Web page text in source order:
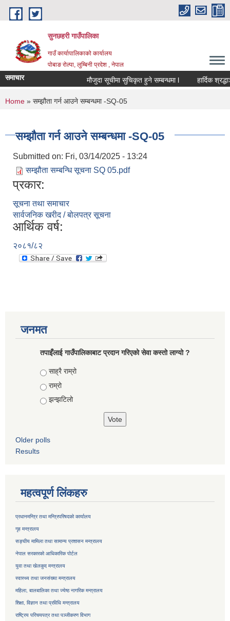
Skip to main content
सुनछहरी गाउँपालिका
गाउँ कार्यापालिकाको कार्यालय
पोबाङ रोल्पा, लुम्बिनी प्रदेश , नेपाल
समाचार मौजुदा सूचीमा सुचिकृत हुने सम्बन्धमा l हार्दिक
You are here
Home » सम्झौता गर्न आउने सम्बन्धमा -SQ-05
सम्झौता गर्न आउने सम्बन्धमा -SQ-05
Submitted on: Fri, 03/14/2025 - 13:24
सम्झौता सम्बन्धि सूचना SQ 05.pdf
प्रकार:
सूचना तथा समाचार
सार्वजनिक खरीद / बोलपत्र सूचना
आर्थिक वर्ष:
२०८१/८२
जनमत
तपाइँलाई गाउँपालिकाबाट प्रदान गरिएको सेवा कस्तो लाग्यो ?
Choices
साह्रै राम्रो
राम्रो
झन्झटिलो
Older polls
Results
महत्वपूर्ण लिंकहरु
प्रधानमन्त्रि तथा मन्त्रिपरिषदको कार्यालय
गृह मन्त्रालय
सङ्घीय मामिला तथा सामान्य प्रशासन मन्त्रालय
नेपाल सरकारको आधिकारिक पोर्टल
युवा तथा खेलकुद मन्त्रालय
स्वास्थ्य तथा जनसंख्या मन्त्रालय
महिला, बालबालिका तथा ज्येष्ठ नागरिक मन्त्रालय
शिक्षा, विज्ञान तथा प्रविधि मन्त्रालय
राष्ट्रिय परिचयपत्र तथापञ्जीकरण विभाग